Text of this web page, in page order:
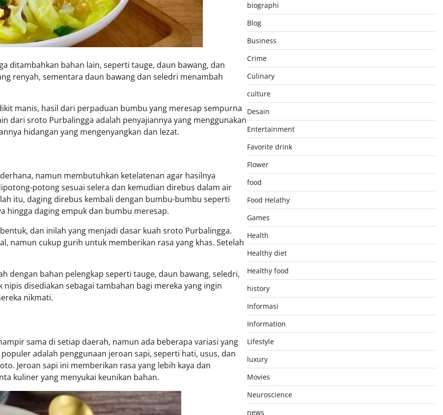
ditambahkan bahan lain, seperti tauge, daun bawang, dan
renyah, sementara daun bawang dan seledri menambah
manis, hasil dari perpaduan bumbu yang meresap sempurna
dari sroto Purbalingga adalah penyajiannya yang menggunakan
hidangan yang mengenyangkan dan lezat.
namun membutuhkan ketelatenan agar hasilnya
potong sesuai selera dan kemudian direbus dalam air
itu, daging direbus kembali dengan bumbu-bumbu seperti
hingga daging empuk dan bumbu meresap.
dan inilah yang menjadi dasar kuah sroto Purbalingga.
namun cukup gurih untuk memberikan rasa yang khas. Setelah
dengan bahan pelengkap seperti tauge, daun bawang, seledri,
disediakan sebagai tambahan bagi mereka yang ingin
nikmati.
sama di setiap daerah, namun ada beberapa variasi yang
adalah penggunaan jeroan sapi, seperti hati, usus, dan
Jeroan sapi ini memberikan rasa yang lebih kaya dan
kuliner yang menyukai keunikan bahan.
biographi
Blog
Business
Crime
Culinary
culture
Desain
Entertainment
Favorite drink
Flower
food
Food Helathy
Games
Health
Healthy diet
Healthy food
history
Informasi
Information
Lifestyle
luxury
Movies
Neuroscience
news